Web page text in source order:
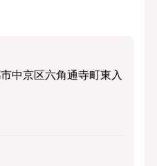
中京区六角通寺町東入